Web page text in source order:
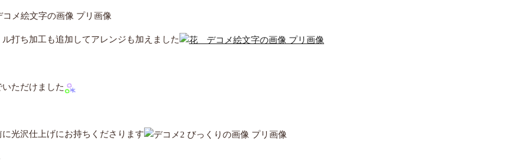
打ち加工も追加してアレンジも加えました
ただけました
光沢仕上げにお持ちくださります